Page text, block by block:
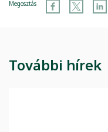
Megosztás
További hírek